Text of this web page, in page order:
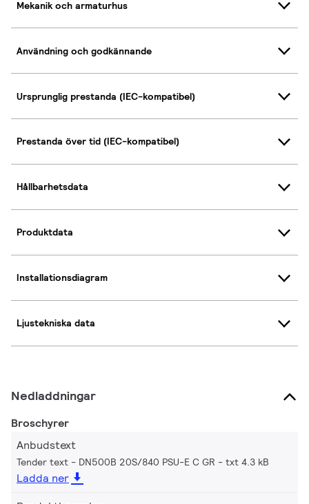
Mekanik och armaturhus
Användning och godkännande
Ursprunglig prestanda (IEC-kompatibel)
Prestanda över tid (IEC-kompatibel)
Hållbarhetsdata
Produktdata
Installationsdiagram
Ljustekniska data
Nedladdningar
Broschyrer
Anbudstext
Tender text - DN500B 20S/840 PSU-E C GR txt 4.3 kB
Ladda ner